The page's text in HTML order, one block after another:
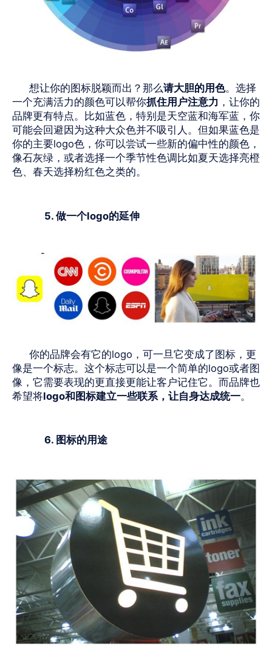
想让你的图标脱颖而出？那么请大胆的用色。选择
一个充满活力的颜色可以帮你抓住用户注意力 ，让你的
品牌更有特点。比如蓝色，特别是天空蓝和海军蓝，你
可能会回避因为这种大众色并不吸引人。但如果蓝色是
你的主要logo色，你可以尝试一些新的偏中性的颜色，
像石灰绿，或者选择一个季节性色调比如夏天选择亮橙
色、春天选择粉红色之类的。
5. 做一个logo的延伸
你的品牌会有它的logo ，可一旦它变成了图标，更
像是一个标志。这个标志可以是一个简单的logo或者图
像，它需要表现的更直接更能让客户记住它。而品牌也
希望将logo和图标建立一些联系，让自身达成统一。
6. 图标的用途